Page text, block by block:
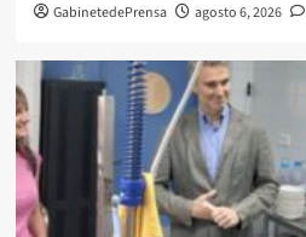
GabinetedePrensa agosto 6, 2026